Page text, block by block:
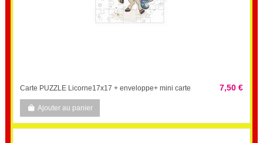
Carte PUZZLE Licorne17x17 + enveloppe+ mini carte 7,50 €
Ajouter au panier